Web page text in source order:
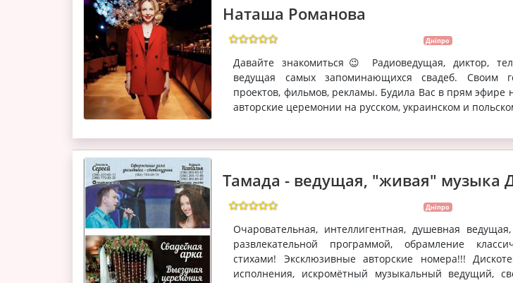
Наташа Романова
Дніпро
Давайте знакомиться😉 Радиоведущая, диктор,
ведущая самых запоминающихся свадеб. Своим
проектов, фильмов, рекламы. Будила Вас в прям
авторские церемонии на русском, украинском и
Тамада - ведущая, "живая" музыка
Дніпро
Очаровательная, интеллигентная, душевная
развлекательной программой, обрамление
стихами! Эксклюзивные авторские номера!!!
исполнения, искромётный музыкальный ведущий,